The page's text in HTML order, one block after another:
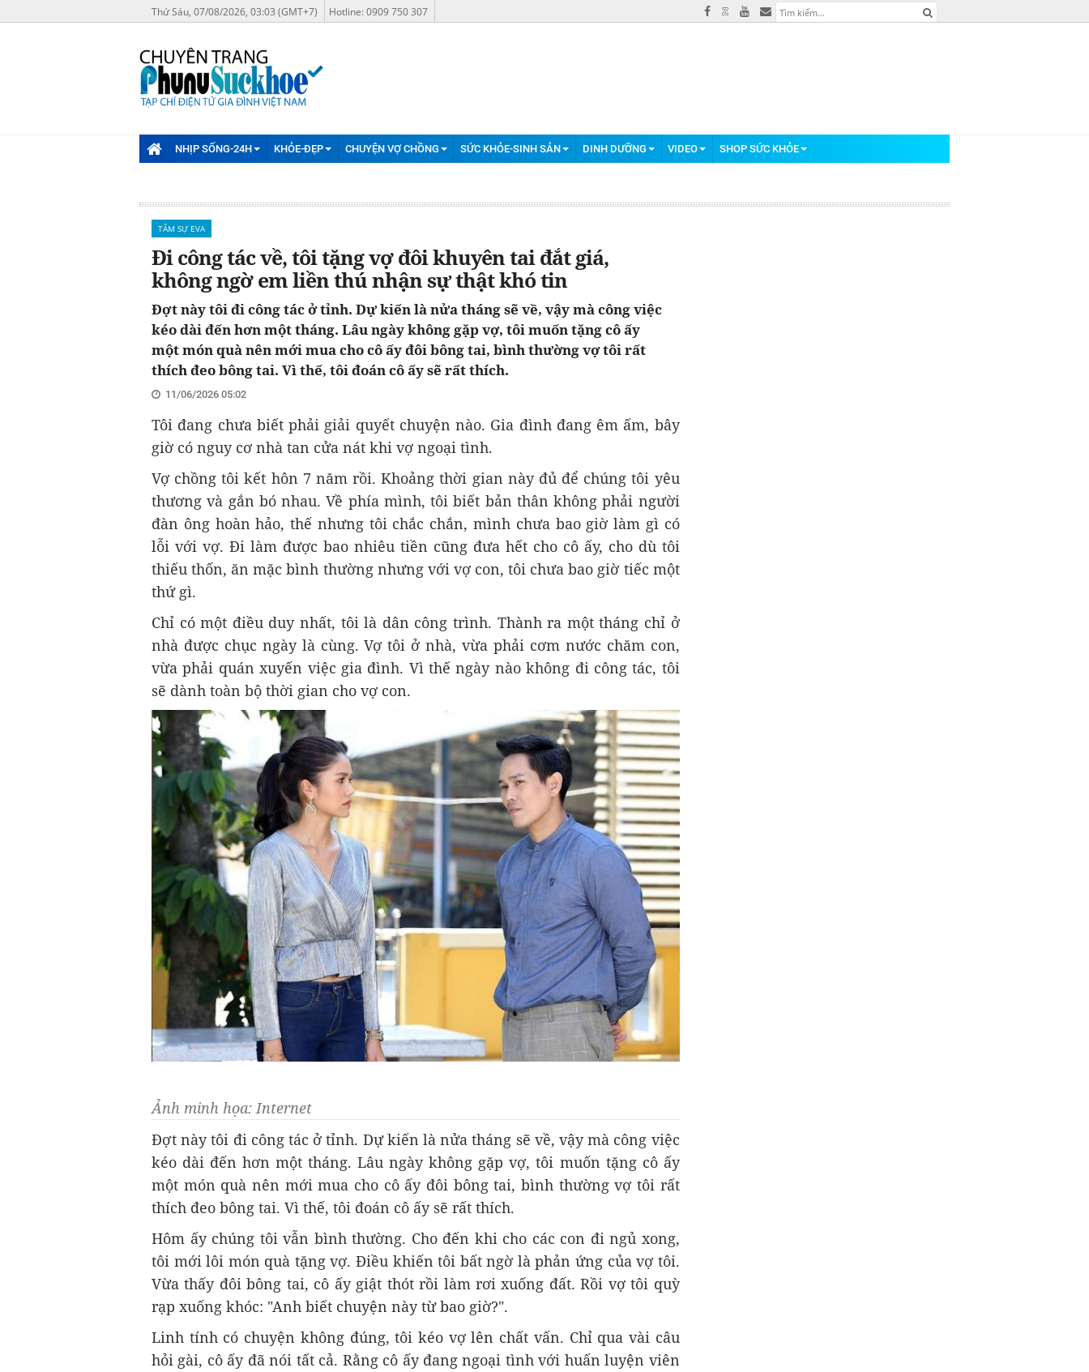
Thứ Sáu, 07/08/2026, 03:03 (GMT+7) Hotline: 0909 750 307
NHỊP SỐNG-24H KHỎE-ĐẸP CHUYỆN VỢ CHỒNG SỨC KHỎE-SINH SẢN DINH DƯỠNG VIDEO SHOP SỨC KHỎE
TÂM SỰ EVA
Đi công tác về, tôi tặng vợ đôi khuyên tai đắt giá,
không ngờ em liền thú nhận sự thật khó tin
Đợt này tôi đi công tác ở tỉnh. Dự kiến là nửa tháng sẽ về, vậy mà công việc
kéo dài đến hơn một tháng. Lâu ngày không gặp vợ, tôi muốn tặng cô ấy
một món quà nên mới mua cho cô ấy đôi bông tai, bình thường vợ tôi rất
thích đeo bông tai. Vì thế, tôi đoán cô ấy sẽ rất thích.
11/06/2026 05:02
Tôi đang chưa biết phải giải quyết chuyện nào. Gia đình đang êm ấm, bây
giờ có nguy cơ nhà tan cửa nát khi vợ ngoại tình.
Vợ chồng tôi kết hôn 7 năm rồi. Khoảng thời gian này đủ để chúng tôi yêu
thương và gắn bó nhau. Về phía mình, tôi biết bản thân không phải người
đàn ông hoàn hảo, thế nhưng tôi chắc chắn, mình chưa bao giờ làm gì có
lỗi với vợ. Đi làm được bao nhiêu tiền cũng đưa hết cho cô ấy, cho dù tôi
thiếu thốn, ăn mặc bình thường nhưng với vợ con, tôi chưa bao giờ tiếc một
thứ gì.
Chỉ có một điều duy nhất, tôi là dân công trình. Thành ra một tháng chỉ ở
nhà được chục ngày là cùng. Vợ tôi ở nhà, vừa phải cơm nước chăm con,
vừa phải quán xuyến việc gia đình. Vì thế ngày nào không đi công tác, tôi
sẽ dành toàn bộ thời gian cho vợ con.
Ảnh minh họa: Internet
Đợt này tôi đi công tác ở tỉnh. Dự kiến là nửa tháng sẽ về, vậy mà công việc
kéo dài đến hơn một tháng. Lâu ngày không gặp vợ, tôi muốn tặng cô ấy
một món quà nên mới mua cho cô ấy đôi bông tai, bình thường vợ tôi rất
thích đeo bông tai. Vì thế, tôi đoán cô ấy sẽ rất thích.
Hôm ấy chúng tôi vẫn bình thường. Cho đến khi cho các con đi ngủ xong,
tôi mới lôi món quà tặng vợ. Điều khiến tôi bất ngờ là phản ứng của vợ tôi.
Vừa thấy đôi bông tai, cô ấy giật thót rồi làm rơi xuống đất. Rồi vợ tôi quỳ
rạp xuống khóc: "Anh biết chuyện này từ bao giờ?".
Linh tính có chuyện không đúng, tôi kéo vợ lên chất vấn. Chỉ qua vài câu
hỏi gài, cô ấy đã nói tất cả. Rằng cô ấy đang ngoại tình với huấn luyện viên